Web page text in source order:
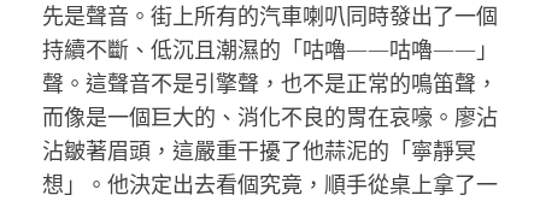
先是聲音。街上所有的汽車喇叭同時發出了一個
持續不斷、低沉且潮濕的「咕嚕——咕嚕——」
聲。這聲音不是引擎聲，也不是正常的鳴笛聲，
而像是一個巨大的、消化不良的胃在哀嚎。廖沾
沾皺著眉頭，這嚴重干擾了他蒜泥的「寧靜冥
想」。他決定出去看個究竟，順手從桌上拿了一